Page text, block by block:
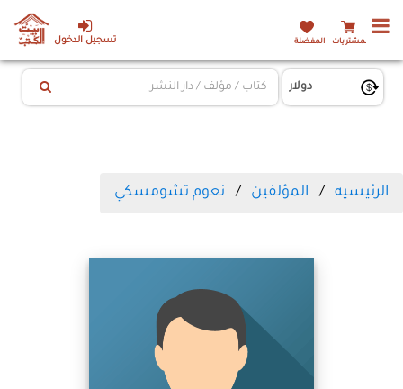
تسجيل الدخول المشتريات المفضلة
الرئيسيه المؤلفين نعوم تشومسكي